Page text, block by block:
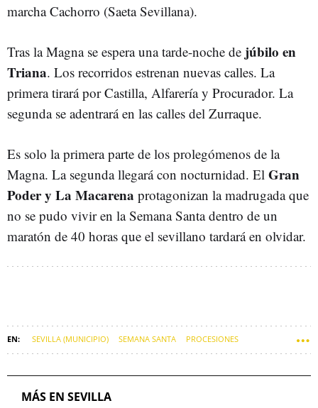
marcha Cachorro (Saeta Sevillana).
Tras la Magna se espera una tarde-noche de júbilo en
Triana. Los recorridos estrenan nuevas calles. La
primera tirará por Castilla, Alfarería y Procurador. La
segunda se adentrará en las calles del Zurraque.
Es solo la primera parte de los prolegómenos de la
Magna. La segunda llegará con nocturnidad. El Gran
Poder y La Macarena protagonizan la madrugada que
no se pudo vivir en la Semana Santa dentro de un
maratón de 40 horas que el sevillano tardará en olvidar.
SEVILLA (MUNICIPIO) SEMANA SANTA PROCESIONES
MÁS EN SEVILLA